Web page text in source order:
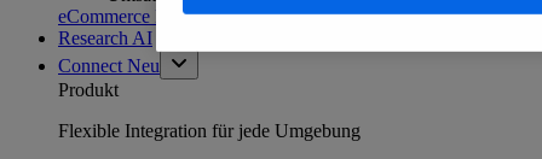
eCommerce Insights entdecken
Research AI
Connect Neu
Produkt
Flexible Integration für jede Umgebung